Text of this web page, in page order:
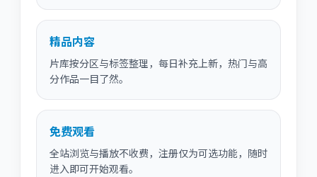
精品内容
片库按分区与标签整理，每日补充上新，热门与高
分作品一目了然。
免费观看
全站浏览与播放不收费，注册仅为可选功能，随时
进入即可开始观看。